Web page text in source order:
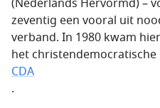
(Nederlands Hervormd) –
zeventig een vooral uit
verband. In 1980 kwam
het christendemocratische
CDA
.